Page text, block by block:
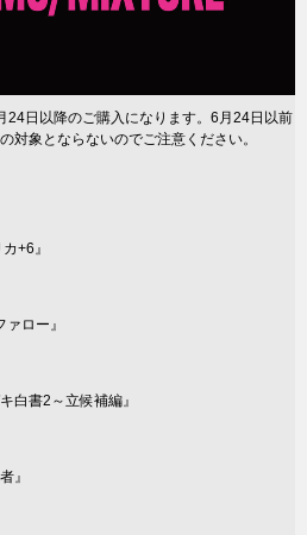
日以降のご購入になります。6月24日以前
対象とならないのでご注意ください。
+6』
ロー』
白書2～立候補編』
』